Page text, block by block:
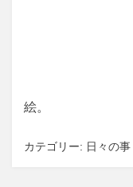
絵。
カテゴリー: 日々の事